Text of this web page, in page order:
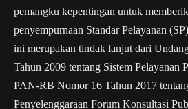
pemangku kepentingan untuk
penyempurnaan Standar Pelayanan
ini merupakan tindak lanjut dari
Tahun 2009 tentang Sistem Pelayanan
PAN-RB Nomor 16 Tahun 2017
Penyelenggaraan Forum Konsultasi